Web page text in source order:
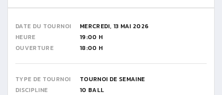
DATE DU TOURNOI
MERCREDI, 13 MAI 2026
HEURE
19:00 H
OUVERTURE
18:00 H
TYPE DE TOURNOI
TOURNOI DE SEMAINE
DISCIPLINE
10 BALL